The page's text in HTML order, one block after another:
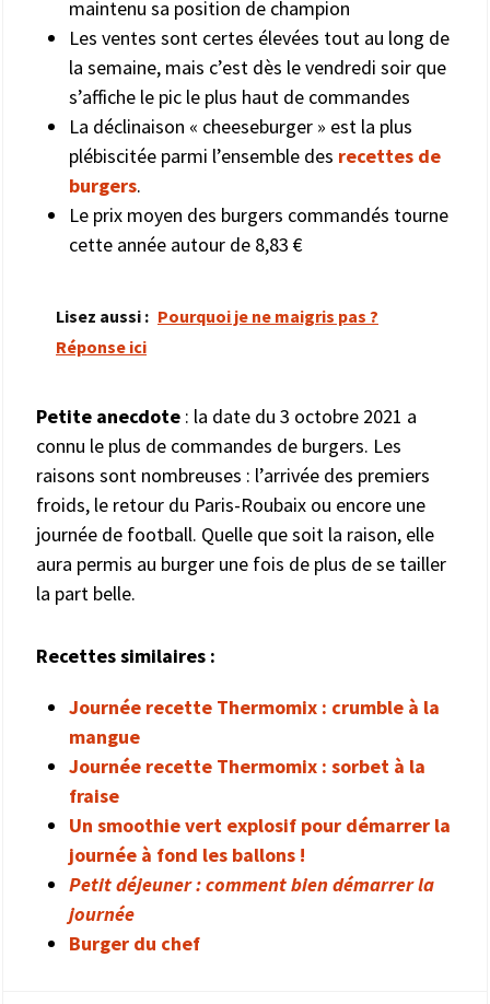
maintenu sa position de champion
Les ventes sont certes élevées tout au long de
la semaine, mais c’est dès le vendredi soir que
s’affiche le pic le plus haut de commandes
La déclinaison « cheeseburger » est la plus
plébiscitée parmi l’ensemble des recettes de
burgers.
Le prix moyen des burgers commandés tourne
cette année autour de 8,83 €
Lisez aussi : Pourquoi je ne maigris pas ?
Réponse ici
Petite anecdote : la date du 3 octobre 2021 a
connu le plus de commandes de burgers. Les
raisons sont nombreuses : l’arrivée des premiers
froids, le retour du Paris-Roubaix ou encore une
journée de football. Quelle que soit la raison, elle
aura permis au burger une fois de plus de se tailler
la part belle.
Recettes similaires :
Journée recette Thermomix : crumble à la
mangue
Journée recette Thermomix : sorbet à la
fraise
Un smoothie vert explosif pour démarrer la
journée à fond les ballons !
Petit déjeuner : comment bien démarrer la
journée
Burger du chef